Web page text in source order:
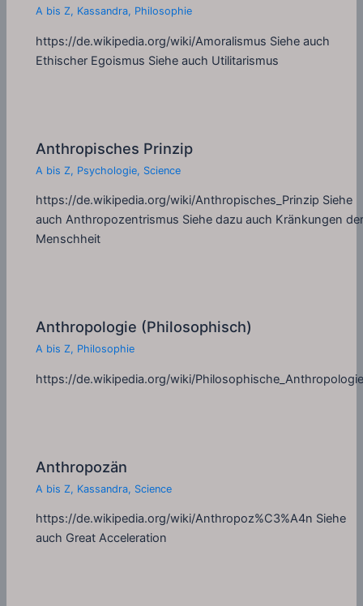
A bis Z, Kassandra, Philosophie
https://de.wikipedia.org/wiki/Amoralismus Siehe auch
Ethischer Egoismus Siehe auch Utilitarismus
Anthropisches Prinzip
A bis Z, Psychologie, Science
https://de.wikipedia.org/wiki/Anthropisches_Prinzip Siehe
auch Anthropozentrismus Siehe dazu auch Kränkungen
Menschheit
Anthropologie (Philosophisch)
A bis Z, Philosophie
https://de.wikipedia.org/wiki/
Anthropozän
A bis Z, Kassandra, Science
https://de.wikipedia.org/wiki/Anthropoz%C3%A4n Siehe
auch Great Acceleration